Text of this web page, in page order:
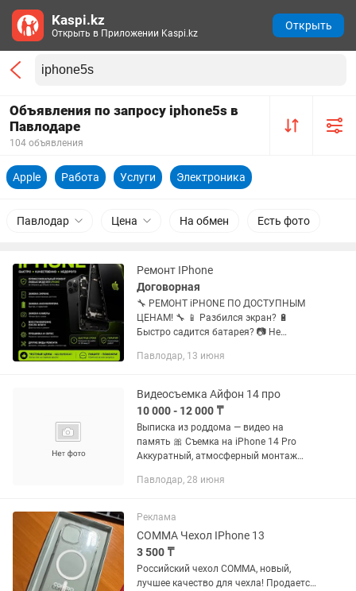
Объявления по запросу iphone5s в
Павлодаре
104 объявления
Apple Работа Услуги Электроника
Павлодар Цена На обмен Есть фото
Ремонт IPhone
Договорная
🔧 РЕМОНТ iPHONE ПО ДОСТУПНЫМ
ЦЕНАМ! 🔧 📱 Разбился экран? 🔋
Быстро садится батарея? 📷 Не
зарядкой или динамиком? ✅
моделей: • Замена...
Павлодар, 13 июня
Видеосъемка Айфон 14 про
10 000 - 12 000 ₸
Выписка из роддома — видео на
память 🎀 Съемка на iPhone 14 Pro
Аккуратный, атмосферный монтаж
соцсетей
Павлодар, 28 июня
Реклама
COMMA Чехол IPhone 13
3 500 ₸
Российский чехол COMMA, новый,
лучшее качество для чехла! Продается
Kaspi.kz
Открыть в Приложении Kaspi.kz
Открыть